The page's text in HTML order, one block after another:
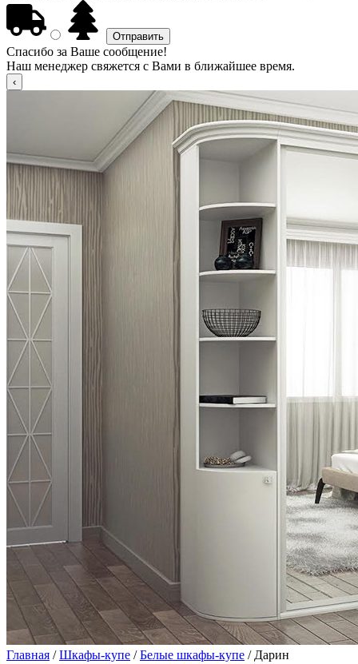
Спасибо за Ваше сообщение!
Наш менеджер свяжется с Вами в ближайшее время.
Главная /Шкафы-купе /Белые шкафы-купе / Дарин